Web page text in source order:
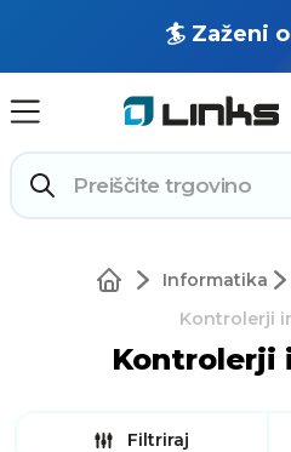
🏄 Zaženi
Informatika
Kontrolerji
Kontrolerji
Filtriraj